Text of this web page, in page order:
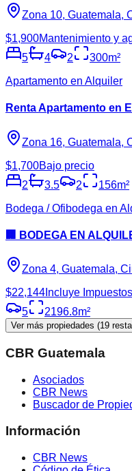
Zona 10, Guatemala,
$1,900Mantenimiento y
5
4 2 300m²
Apartamento en Alquiler
Renta Apartamento en
Zona 16, Guatemala,
$1,700Bajo precio
2
3.5 2 156m²
Bodega / Ofibodega en
🏢 BODEGA EN
Zona 4, Guatemala,
$22,144 Incluye
5
2196.8m²
Ver más propiedades (19
CBR Guatemala
Asociados
CBR News
Buscador de
Información
CBR News